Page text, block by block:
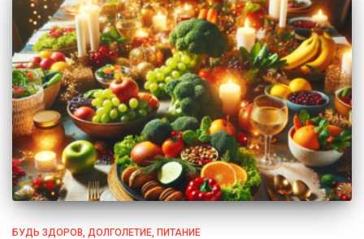
БУДЬ ЗДОРОВ ДОЛГОЛЕТИЕ ПИТАНИЕ